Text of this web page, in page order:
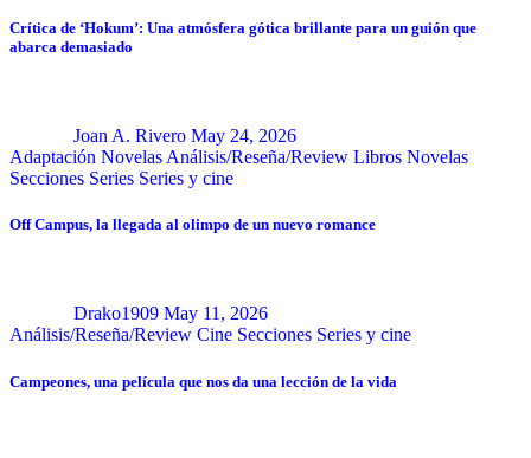
Crítica de ‘Hokum’: Una atmósfera gótica brillante para un guión que
abarca demasiado
Joan A. Rivero May 24, 2026
Adaptación Novelas Análisis/Reseña/Review Libros Novelas
Secciones Series Series y cine
Off Campus, la llegada al olimpo de un nuevo romance
Drako1909 May 11, 2026
Análisis/Reseña/Review Cine Secciones Series y cine
Campeones, una película que nos da una lección de la vida